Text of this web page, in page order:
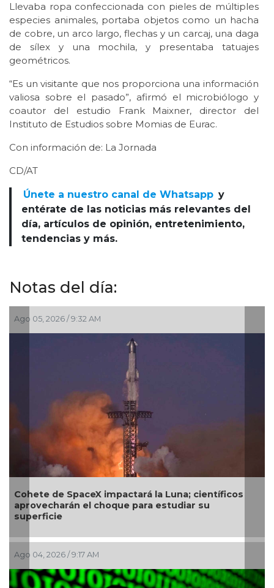
Llevaba ropa confeccionada con pieles de múltiples
especies animales, portaba objetos como un hacha
de cobre, un arco largo, flechas y un carcaj, una daga
de sílex y una mochila, y presentaba tatuajes
geométricos.
“Es un visitante que nos proporciona una información
valiosa sobre el pasado”, afirmó el microbiólogo y
coautor del estudio Frank Maixner, director del
Instituto de Estudios sobre Momias de Eurac.
Con información de: La Jornada
CD/AT
Únete a nuestro canal de Whatsapp y
entérate de las noticias más relevantes del
día, artículos de opinión, entretenimiento,
tendencias y más.
Notas del día:
Jul 30, 2026 / 10:25 AM
SecureDNA: el sistema que busca frenar
próxima pandemia antes de ser fabricada
Jul 29, 2026 / 9:52 AM